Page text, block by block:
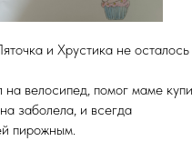
и Хрустика не осталось
велосипед, помог маме
заболела, и всегда
пирожным.